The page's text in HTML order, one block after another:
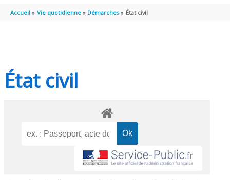
PRINCIPAL
Accueil Vie quotidienne Démarches État civil
État civil